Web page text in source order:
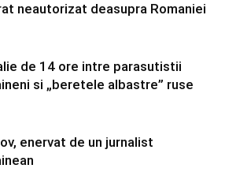
neautorizat deasupra Romaniei
de 14 ore intre parasutistii
si „beretele albastre” ruse
enervat de un jurnalist